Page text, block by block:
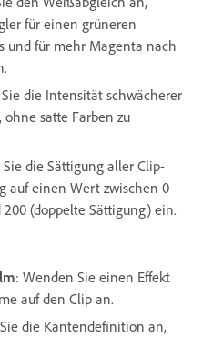
für einen grüneren
und für mehr Magenta nach
Sie die Intensität schwächerer
satte Farben zu
die Sättigung aller Clip-
auf einen Wert zwischen 0
(doppelte Sättigung) ein.
: Wenden Sie einen Effekt
auf den Clip an.
die Kantendefinition an,